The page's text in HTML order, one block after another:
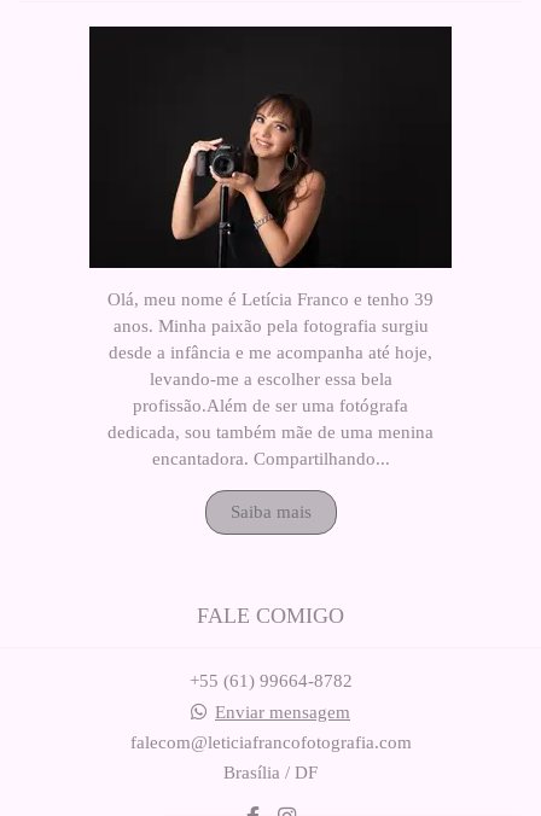
Olá, meu nome é Letícia Franco e tenho 39
anos. Minha paixão pela fotografia surgiu
desde a infância e me acompanha até hoje,
levando-me a escolher essa bela
profissão.Além de ser uma fotógrafa
dedicada, sou também mãe de uma menina
encantadora. Compartilhando...
Saiba mais
FALE COMIGO
+55 (61) 99664-8782
Enviar mensagem
falecom@leticiafrancofotografia.com
Brasília / DF